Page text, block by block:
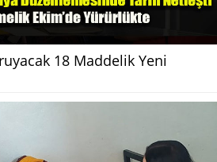
18 Maddelik Yeni